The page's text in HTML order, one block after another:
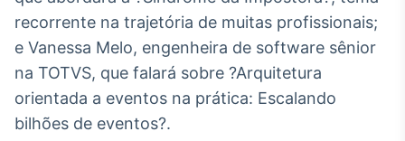
integração de
conteúdos e
dados
Broadcast
Ticker
recorrente na trajetória de muitas profissionais;
e Vanessa Melo, engenheira de software sênior
na TOTVS, que falará sobre ?Arquitetura
orientada a eventos na prática: Escalando
bilhões de eventos?.